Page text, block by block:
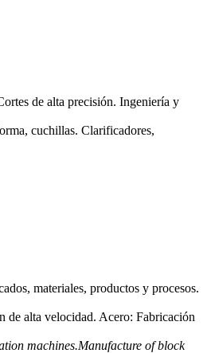
de alta precisión. Ingeniería y
cuchillas. Clarificadores,
materiales, productos y procesos.
de alta velocidad. Acero: Fabricación
machines.Manufacture of block